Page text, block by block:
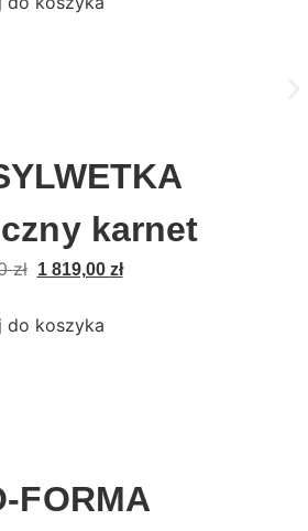
karnet
zł 1 819,00 zł
do koszyka
FORMA